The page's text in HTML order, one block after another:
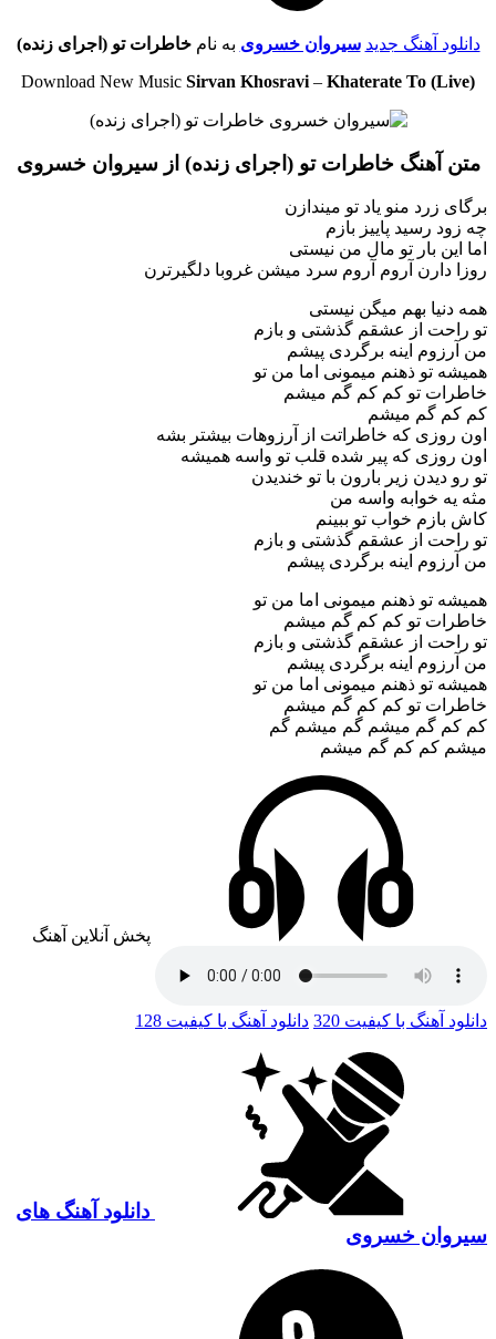
دانلود آهنگ جدید سیروان خسروی به نامخاطرات تو (اجرای زنده)
Download New Music Sirvan Khosravi – Khaterate To (Live)
متن آهنگ خاطرات تو (اجرای زنده) از سیروان خسروی
برگای زرد منو یاد تو میندازن
چه زود رسید پاییز بازم
اما این بار تو مال من نیستی
روزا دارن آروم آروم سرد میشن غروبا دلگیرترن
همه دنیا بهم میگن نیستی
تو راحت از عشقم گذشتی و بازم
من آرزوم اینه برگردی پیشم
همیشه تو ذهنم میمونی اما من تو
خاطرات تو کم کم گم میشم
کم کم گم میشم
اون روزی که خاطراتت از آرزوهات بیشتر بشه
اون روزی که پیر شده قلب تو واسه همیشه
تو رو دیدن زیر بارون با تو خندیدن
مثه یه خوابه واسه من
کاش بازم خواب تو ببینم
تو راحت از عشقم گذشتی و بازم
من آرزوم اینه برگردی پیشم
همیشه تو ذهنم میمونی اما من تو
خاطرات تو کم کم گم میشم
تو راحت از عشقم گذشتی و بازم
من آرزوم اینه برگردی پیشم
همیشه تو ذهنم میمونی اما من تو
خاطرات تو کم کم گم میشم
کم کم گم میشم گم میشم گم
میشم کم کم گم میشم
پخش آنلاین آهنگ
دانلود آهنگ با کیفیت 320 دانلود آهنگ با کیفیت 128
دانلود آهنگ های
سیروان خسروی